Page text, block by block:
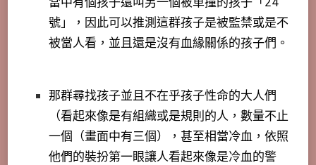
號」，因此可以推測這群孩子是被監禁或是不
被當人看，並且還是沒有血緣關係的孩子們。
那群尋找孩子並且不在乎孩子性命的大人們
（看起來像是有組織或是規則的人，數量不止
一個（畫面中有三個），甚至相當冷血，依照
他們的裝扮第一眼讓人看起來像是冷血的警